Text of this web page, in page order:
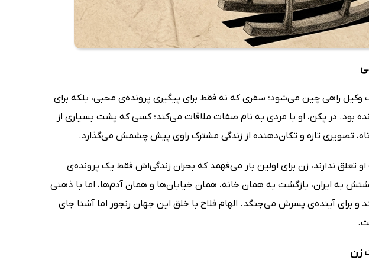
راهی چین می‌شود؛ سفری که نه فقط برای پیگیری پرونده‌ی محبی، بلکه برای
بود. در پکن، او با مردی به نام صفات ملاقات می‌کند؛ کسی که پشت بسیاری از
تصویری تازه و تکان‌دهنده از زندگی مشترک راوی پیش چشمش می‌گذارد.
ندارند، زن برای اولین بار می‌فهمد که بحران زندگی‌اش فقط یک پرونده‌ی
به ایران، بازگشت به همان خانه، همان خیابان‌ها و همان آدم‌ها، اما با ذهنی
و برای آینده‌ی پسرش می‌جنگد. الهام فلاح با خلق این جهان رنجور اما آشنا جای
زن